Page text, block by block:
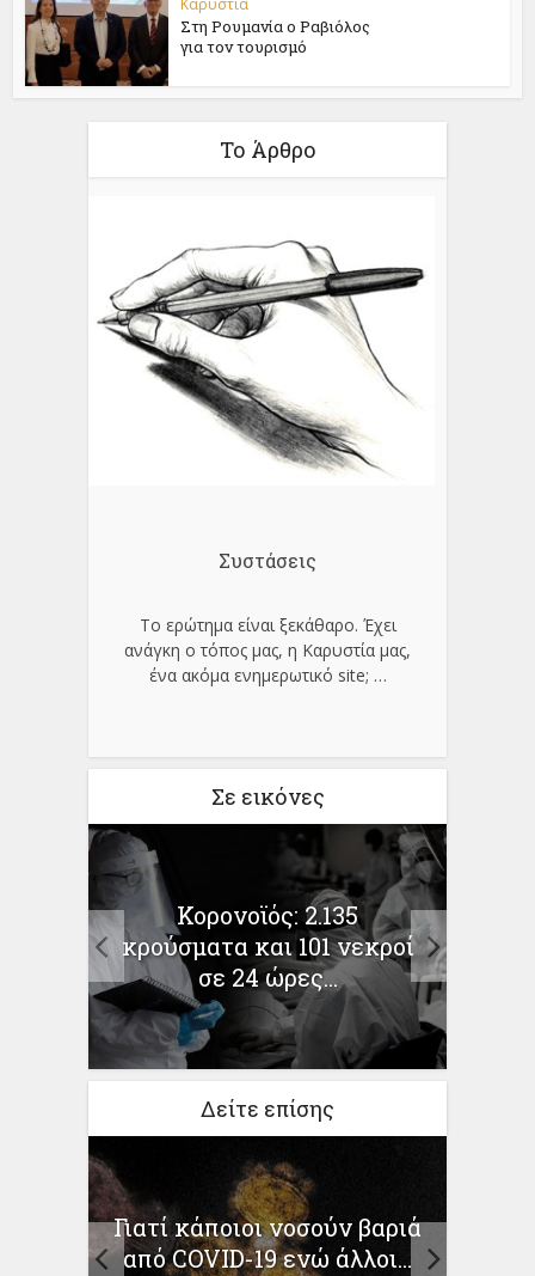
Καρυστία
Στη Ρουμανία ο Ραβιόλος
για τον τουρισμό
Το Άρθρο
Συστάσεις
Το ερώτημα είναι ξεκάθαρο. Έχει
ανάγκη ο τόπος μας, η Καρυστία μας,
ένα ακόμα ενημερωτικό site; …
Σε εικόνες
Κορονοϊός: 2.135
κρούσματα και 101 νεκροί
σε 24 ώρες...
Δείτε επίσης
Γιατί κάποιοι νοσούν βαριά
από COVID-19 ενώ άλλοι...